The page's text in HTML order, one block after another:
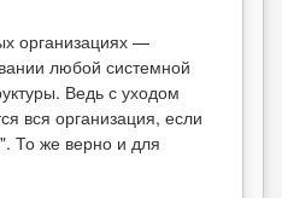
организациях —
любой системной
Ведь с уходом
вся организация, если
То же верно и для